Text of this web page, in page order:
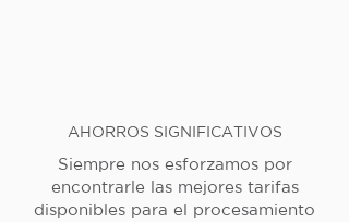
AHORROS SIGNIFICATIVOS
Siempre nos esforzamos por
encontrarle las mejores tarifas
disponibles para el procesamiento